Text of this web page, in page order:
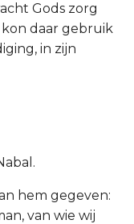
Gods zorg
daar gebruik
in zijn
hem gegeven:
van wie wij